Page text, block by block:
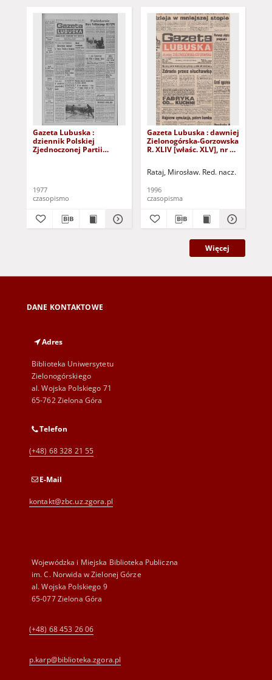
Gazeta Lubuska :
dziennik Polskiej
Zjednoczonej Partii
1977
czasopismo
Gazeta Lubuska : dawniej
Zielonogórska-Gorzowska
R. XLIV [właśc. XLV], nr 52
Rataj, Mirosław. Red. nacz.
1996
czasopisma
Więcej
DANE KONTAKTOWE
Adres
Biblioteka Uniwersytetu
Zielonogórskiego
al. Wojska Polskiego 71
65-762 Zielona Góra
Telefon
(+48) 68 328 21 55
E-Mail
kontakt@zbc.uz.zgora.pl
Wojewódzka i Miejska Biblioteka Publiczna
im. C. Norwida w Zielonej Górze
al. Wojska Polskiego 9
65-077 Zielona Góra
(+48) 68 453 26 06
p.karp@biblioteka.zgora.pl